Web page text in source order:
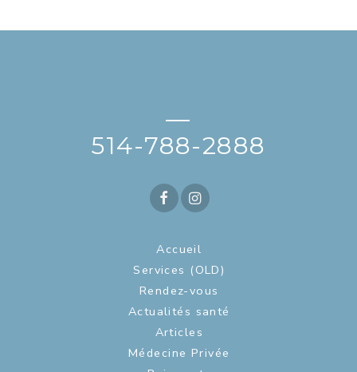
—
514-788-2888
Accueil
Services (OLD)
Rendez-vous
Actualités santé
Articles
Médecine Privée